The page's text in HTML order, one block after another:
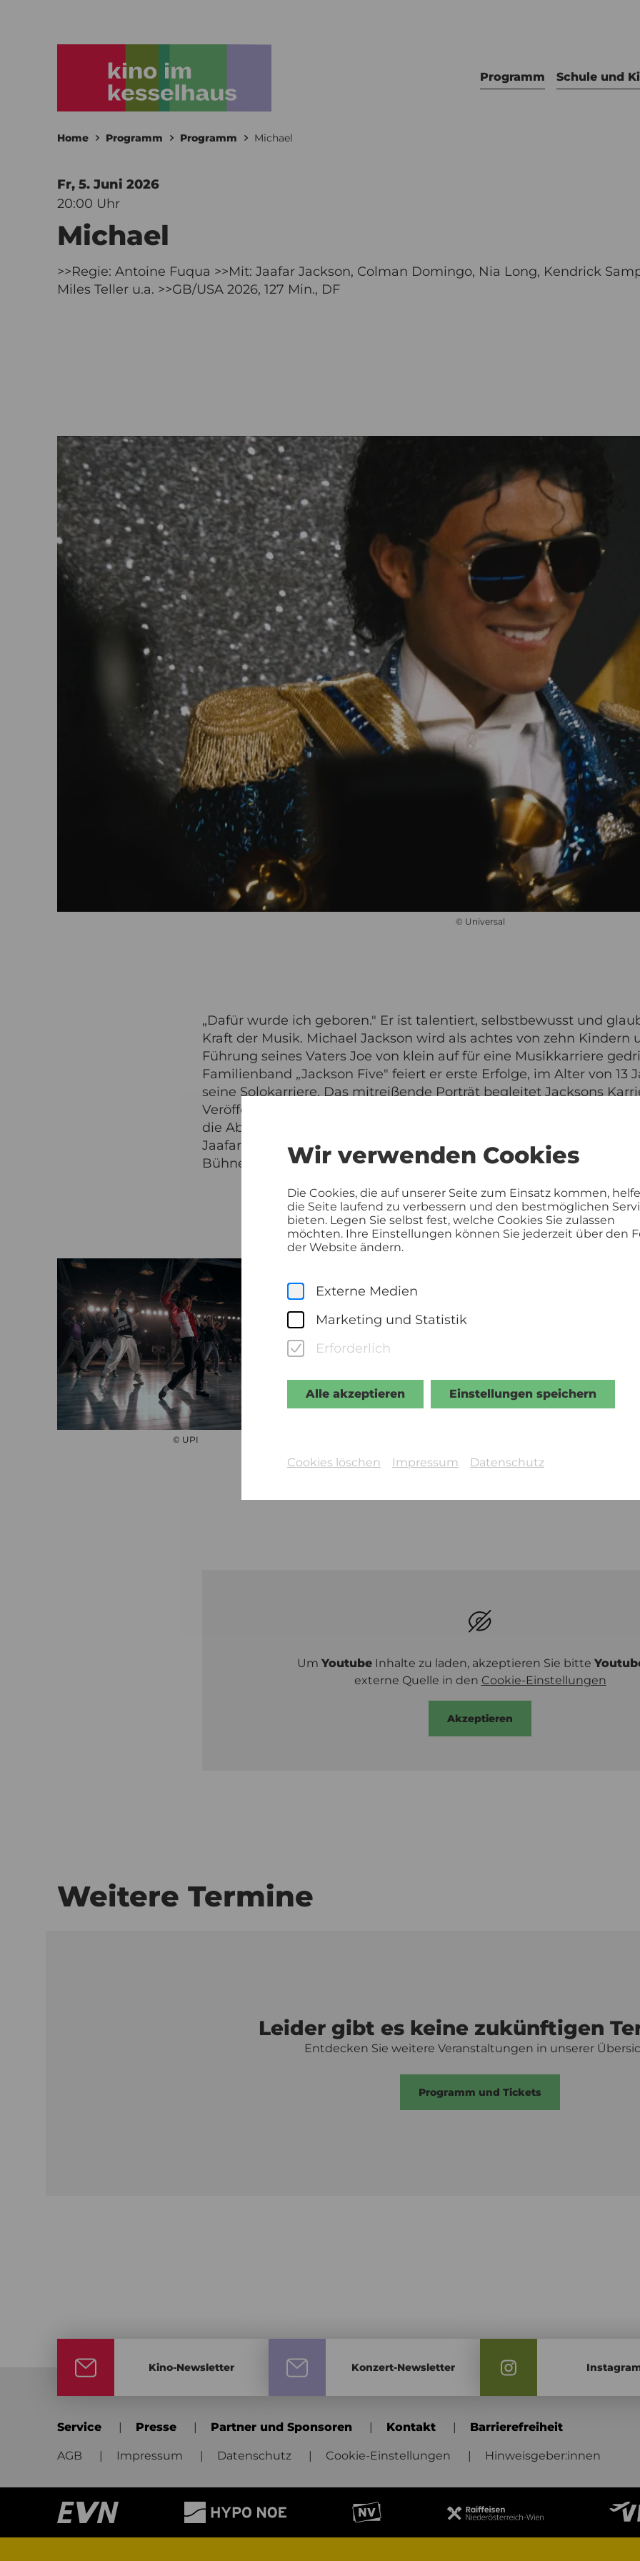
Wir verwenden Cookies
Die Cookies, die auf unserer Seite zum Einsatz kommen,
die Seite laufend zu verbessern und den bestmöglichen
bieten. Legen Sie selbst fest, welche Cookies Sie zulassen
möchten. Ihre Einstellungen können Sie jederzeit über den
der Website ändern.
Externe Medien
Marketing und Statistik
Erforderlich
Alle akzeptieren Einstellungen speichern
Cookies löschen Impressum Datenschutz
Programm Schule und
Home Programm Programm Michael
Fr, 5. Juni 2026
20:00 Uhr
Michael
>>Regie: Antoine Fuqua >>Mit: Jaafar Jackson, Colman Domingo, Nia Long, Kendrick
Miles Teller u.a. >>GB/USA 2026, 127 Min., DF
© Universal
„Dafür wurde ich geboren." Er ist talentiert, selbstbewusst und
Kraft der Musik. Michael Jackson wird als achtes von zehn Kindern
Führung seines Vaters Joe von klein auf für eine Musikkarriere
Familienband „Jackson Five" feiert er erste Erfolge, im Alter von 13
seine Solokarriere. Das mitreißende Porträt begleitet Jacksons
Veröffentlichung des bahnbrechenden Albums „Bad" (1987).
die Abnabelung von seinem alles kontrollierenden Vater. Michael
Jaafar brilliert in der Rolle des King of Pop. „Eine Hommage an
Bühnenpräsenz." (Hollywood Reporter)
© UPI
Um Youtube Inhalte zu laden, akzeptieren Sie bitte
externe Quelle in den Cookie-Einstellungen
Akzeptieren
Weitere Termine
Leider gibt es keine zukünftigen
Entdecken Sie weitere Veranstaltungen in unserer
Programm und Tickets
Kino-Newsletter Konzert-Newsletter
Service Presse Partner und Sponsoren Kontakt Barrierefreiheit
AGB Impressum Datenschutz Cookie-Einstellungen Hinweisgeber:innen